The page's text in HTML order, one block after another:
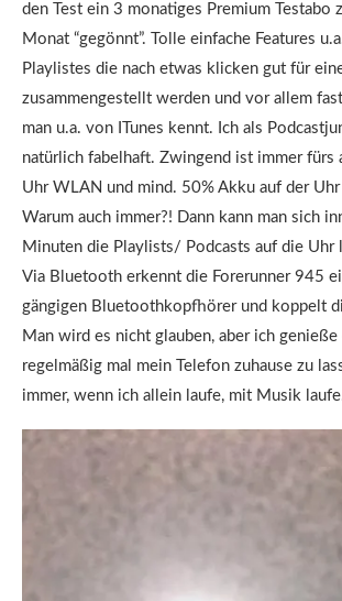
den Test ein 3 monatiges Premium Testabo
Monat “gegönnt”. Tolle einfache Features
Playlistes die nach etwas klicken gut für
zusammengestellt werden und vor allem
man u.a. von ITunes kennt. Ich als
natürlich fabelhaft. Zwingend ist immer fürs
Uhr WLAN und mind. 50% Akku auf der Uhr
Warum auch immer?! Dann kann man sich
Minuten die Playlists/ Podcasts auf die Uhr
Via Bluetooth erkennt die Forerunner 945
gängigen Bluetoothkopfhörer und koppelt
Man wird es nicht glauben, aber ich
regelmäßig mal mein Telefon zuhause zu
immer, wenn ich allein laufe, mit Musik